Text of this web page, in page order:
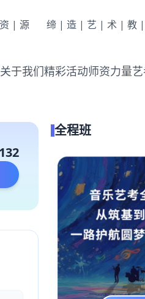
|源 缔|造|艺|术|教
关于我们精彩活动师资力量
全程班